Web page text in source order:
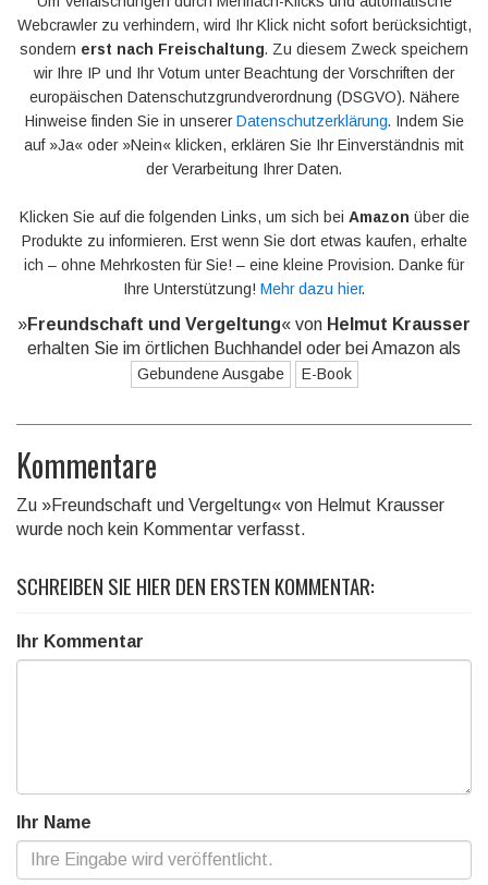
Webcrawler zu verhindern, wird Ihr Klick nicht sofort berücksichtigt,
sondern erst nach Freischaltung. Zu diesem Zweck speichern
wir Ihre IP und Ihr Votum unter Beachtung der Vorschriften der
europäischen Datenschutzgrundverordnung (DSGVO). Nähere
Hinweise finden Sie in unsererDatenschutzerklärung. Indem Sie
auf »Ja« oder »Nein« klicken, erklären Sie Ihr Einverständnis mit
der Verarbeitung Ihrer Daten.
Klicken Sie auf die folgenden Links, um sich bei Amazon über die
Produkte zu informieren. Erst wenn Sie dort etwas kaufen, erhalte
ich – ohne Mehrkosten für Sie! – eine kleine Provision. Danke für
Ihre Unterstützung! Mehr dazu hier.
»Freundschaft und Vergeltung« von Helmut Krausser
erhalten Sie im örtlichen Buchhandel oder bei Amazon als
Gebundene Ausgabe E-Book
Kommentare
Zu »Freundschaft und Vergeltung« von Helmut Krausser
wurde noch kein Kommentar verfasst.
SCHREIBEN SIE HIER DEN ERSTEN KOMMENTAR:
Ihr Kommentar
Ihr Name